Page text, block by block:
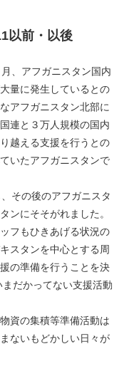
以前・以後
、アフガニスタン国内
量に発生しているとの
アフガニスタン北部に
連と３万人規模の国内
越える支援を行うとの
いたアフガニスタンで
その後のアフガニスタ
ンにそそがれました。
フもひきあげる状況の
スタンを中心とする周
の準備を行うことを決
だかってない支援活動
資の集積等準備活動は
ないもどかしい日々が